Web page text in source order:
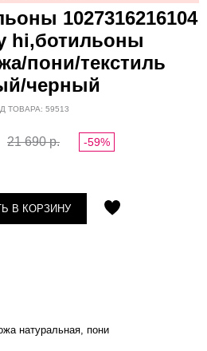
1027316216104
hi,ботильоны
пони/текстиль
черный
ТОВАРА: 59513
21 690 р. -59%
В КОРЗИНУ
натуральная, пони